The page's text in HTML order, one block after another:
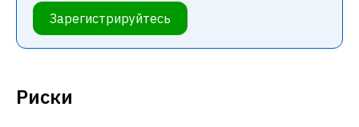
Риски
Зарегистрируйтесь